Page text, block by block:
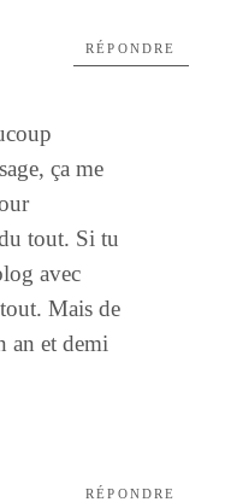
ça me
tout. Si tu
avec
Mais de
an et demi
RÉPONDRE
RÉPONDRE